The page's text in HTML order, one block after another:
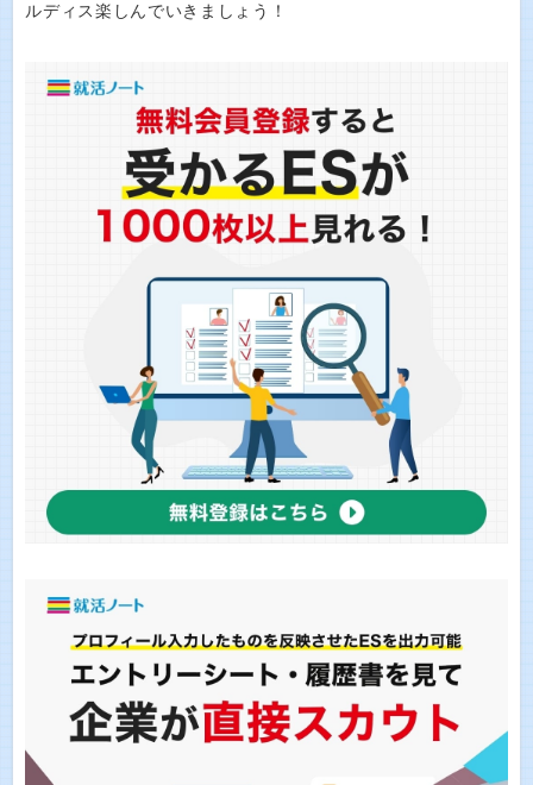
ルディス楽しんでいきましょう！